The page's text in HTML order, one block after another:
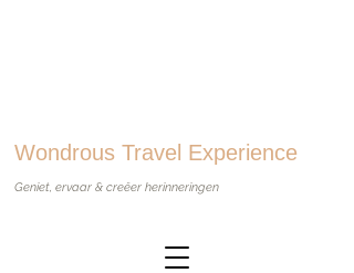
Wondrous Travel Experience
Geniet, ervaar & creëer herinneringen